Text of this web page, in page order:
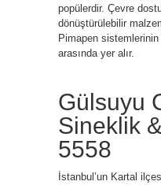
popülerdir. Çevre
dönüştürülebilir
Pimapen
arasında yer alır.
Gülsuyu
Sineklik
5558
İstanbul’un Kartal